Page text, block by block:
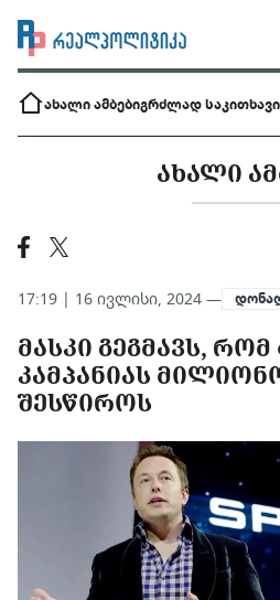
ახალი ამბებიგრძლად საკითხავი
ᲐᲮᲐᲚᲘ
17:19 | 16 ივლისი, 2024 —
ᲛᲐᲡᲙᲘ ᲒᲔᲒᲛᲐᲕᲡ,
ᲙᲐᲛᲞᲐᲜᲘᲐᲡ
ᲨᲔᲡᲬᲘᲠᲝᲡ